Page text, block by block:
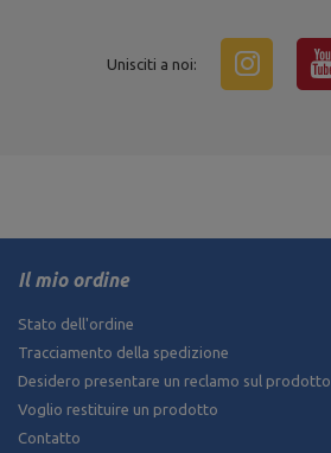
Unisciti a noi:
Il mio ordine
Stato dell'ordine
Tracciamento della spedizione
Desidero presentare un reclamo sul prodotto
Voglio restituire un prodotto
Contatto